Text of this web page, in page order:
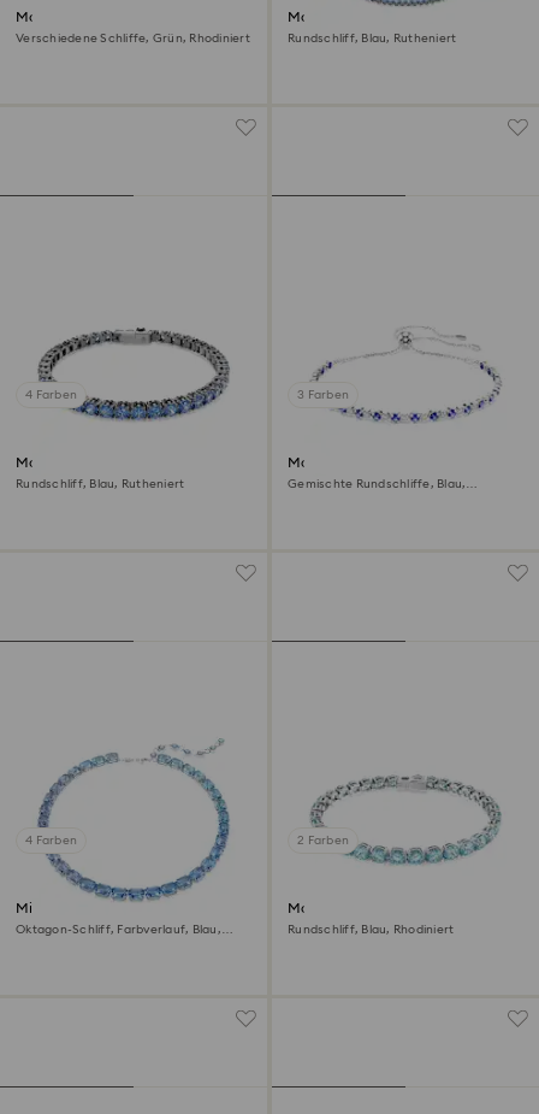
Matrix Tennis Armband
Verschiedene Schliffe, Grün, Rhodiniert
Matrix Tennis Halskette
Rundschliff, Blau, Rutheniert
4 Farben
Matrix Tennis Armband
Rundschliff, Blau, Rutheniert
3 Farben
Matrix Tennis Armband
Gemischte Rundschliffe, Blau,
4 Farben
Millenia Halskette
Oktagon-Schliff, Farbverlauf, Blau,
2 Farben
Matrix Tennis Armband
Rundschliff, Blau, Rhodiniert